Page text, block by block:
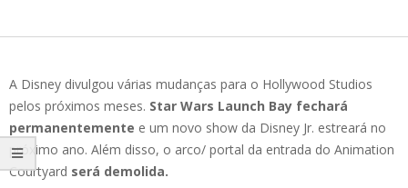
A Disney divulgou várias mudanças para o Hollywood Studios
pelos próximos meses. Star Wars Launch Bay fechará
permanentemente e um novo show da Disney Jr. estreará no
próximo ano. Além disso, o arco/ portal da entrada do Animation
Courtyard será demolida.